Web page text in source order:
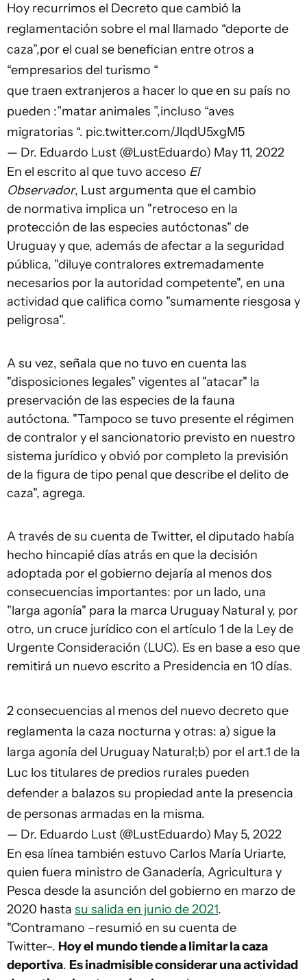
Hoy recurrimos el Decreto que cambió la
reglamentación sobre el mal llamado “deporte de
caza”,por el cual se benefician entre otros a
“empresarios del turismo “
que traen extranjeros a hacer lo que en su país no
pueden :”matar animales ”,incluso “aves
migratorias “. pic.twitter.com/JlqdU5xgM5
— Dr. Eduardo Lust (@LustEduardo) May 11, 2022
En el escrito al que tuvo acceso El
Observador, Lust argumenta que el cambio
de normativa implica un "retroceso en la
protección de las especies autóctonas" de
Uruguay y que, además de afectar a la seguridad
pública, "diluye contralores extremadamente
necesarios por la autoridad competente", en una
actividad que califica como "sumamente riesgosa y
peligrosa".
A su vez, señala que no tuvo en cuenta las
"disposiciones legales" vigentes al "atacar" la
preservación de las especies de la fauna
autóctona. "Tampoco se tuvo presente el régimen
de contralor y el sancionatorio previsto en nuestro
sistema jurídico y obvió por completo la previsión
de la figura de tipo penal que describe el delito de
caza", agrega.
A través de su cuenta de Twitter, el diputado había
hecho hincapié días atrás en que la decisión
adoptada por el gobierno dejaría al menos dos
consecuencias importantes: por un lado, una
"larga agonía" para la marca Uruguay Natural y, por
otro, un cruce jurídico con el artículo 1 de la Ley de
Urgente Consideración (LUC). Es en base a eso que
remitirá un nuevo escrito a Presidencia en 10 días.
2 consecuencias al menos del nuevo decreto que
reglamenta la caza nocturna y otras: a) sigue la
larga agonía del Uruguay Natural;b) por el art.1 de la
Luc los titulares de predios rurales pueden
defender a balazos su propiedad ante la presencia
de personas armadas en la misma.
— Dr. Eduardo Lust (@LustEduardo) May 5, 2022
En esa línea también estuvo Carlos María Uriarte,
quien fuera ministro de Ganadería, Agricultura y
Pesca desde la asunción del gobierno en marzo de
2020 hasta su salida en junio de 2021.
"Contramano –resumió en su cuenta de
Twitter–. Hoy el mundo tiende a limitar la caza
deportiva. Es inadmisible considerar una actividad